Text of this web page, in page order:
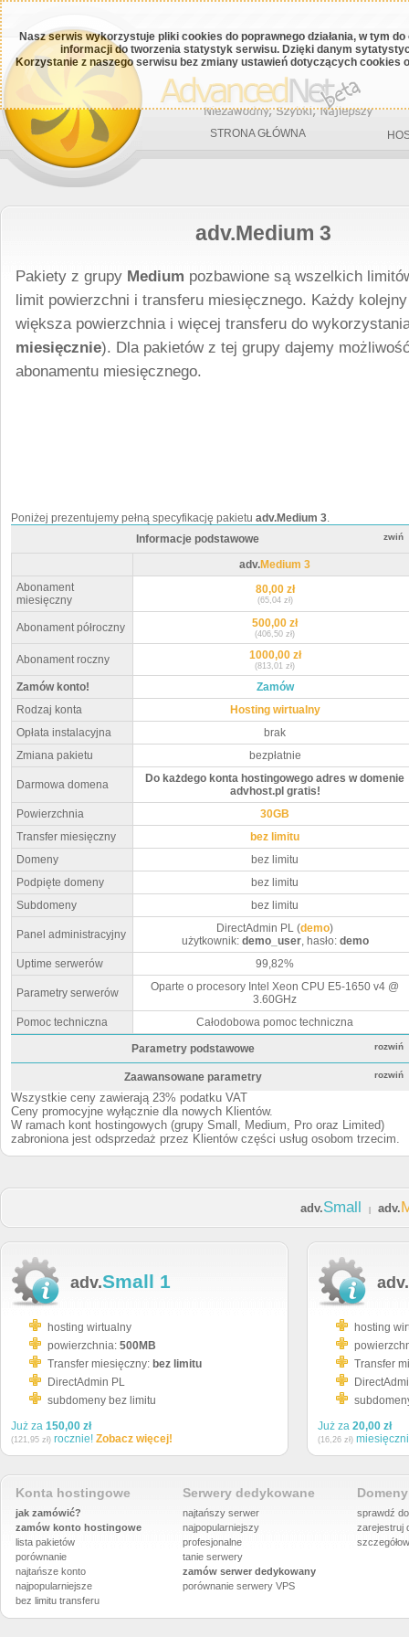
Nasz serwis wykorzystuje pliki cookies do poprawnego działania, w tym
informacji do tworzenia statystyk serwisu. Dzięki danym
Korzystanie z naszego serwisu bez zmiany ustawień dotyczących cookies
STRONA GŁÓWNA
adv.Medium 3
Pakiety z grupy Medium pozbawione są wszelkich
limit powierzchni i transferu miesięcznego. Każdy
większa powierzchnia i więcej transferu do
miesięcznie). Dla pakietów z tej grupy dajemy
abonamentu miesięcznego.
Poniżej prezentujemy pełną specyfikację pakietu adv.Medium 3.
Informacje podstawowe
zwiń
adv.Medium 3
Abonament
miesięczny
80,00 zł
(65,04 zł)
Abonament półroczny 500,00 zł
(406,50 zł)
Abonament roczny 1000,00 zł
(813,01 zł)
Zamów konto!
Zamów
Rodzaj konta
Hosting wirtualny
Opłata instalacyjna
brak
Zmiana pakietu
bezpłatnie
Darmowa domena
Do każdego konta hostingowego adres w domenie
advhost.pl gratis!
Powierzchnia
30GB
Transfer miesięczny
bez limitu
Domeny
bez limitu
Podpięte domeny
bez limitu
Subdomeny
bez limitu
Panel administracyjny DirectAdmin PL (demo)
użytkownik: demo_user, hasło: demo
Uptime serwerów
99,82%
Parametry serwerów
Oparte o procesory Intel Xeon CPU E5-1650 v4 @
3.60GHz
Pomoc techniczna
Całodobowa pomoc techniczna
Parametry podstawowe rozwiń
Zaawansowane parametry rozwiń
Wszystkie ceny zawierają 23% podatku VAT
Ceny promocyjne wyłącznie dla nowych Klientów.
W ramach kont hostingowych (grupy Small, Medium, Pro oraz Limited)
zabroniona jest odsprzedaż przez Klientów części usług osobom trzecim.
adv.Small adv.
adv.Small 1
hosting wirtualny
powierzchnia: 500MB
Transfer miesięczny: bez limitu
DirectAdmin PL
subdomeny bez limitu
Już za 150,00 zł
(121,95 zł) rocznie! Zobacz więcej!
adv.
hosting
Transfer
Już za 20,00 zł
(16,26 zł)
Konta hostingowe
jak zamówić?
zamów konto hostingowe
lista pakietów
porównanie
najtańsze konto
najpopularniejsze
bez limitu transferu
Serwery dedykowane
najtańszy serwer
najpopularniejszy
profesjonalne
tanie serwery
zamów serwer dedykowany
porównanie serwery VPS
sprawdź
zarejestruj